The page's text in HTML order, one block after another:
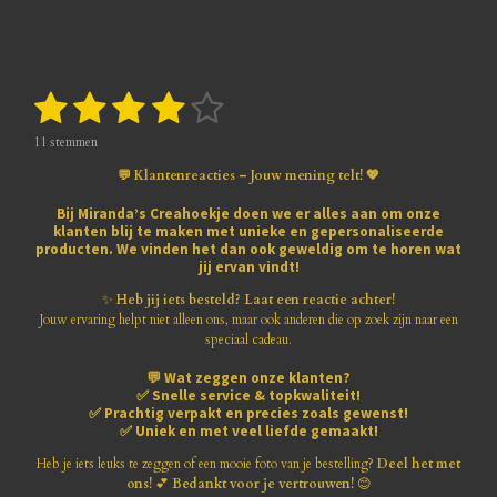
R
t
1
1
s
r
2
s
e
r
e
3
t
e
r
r
e
4
t
e
r
r
e
5
t
e
r
r
e
n
m
11 stemmen
💬 Klantenreacties – Jouw mening telt! 💖
Bij Miranda’s Creahoekje doen we er alles aan om onze
klanten blij te maken met unieke en gepersonaliseerde
producten. We vinden het dan ook geweldig om te horen wat
jij ervan vindt!
✨ Heb jij iets besteld? Laat een reactie achter!
Jouw ervaring helpt niet alleen ons, maar ook anderen die op zoek zijn naar een
speciaal cadeau.
💬 Wat zeggen onze klanten?
✅ Snelle service & topkwaliteit!
✅ Prachtig verpakt en precies zoals gewenst!
✅ Uniek en met veel liefde gemaakt!
Heb je iets leuks te zeggen of een mooie foto van je bestelling? Deel het met
ons!💕 Bedankt voor je vertrouwen!😊